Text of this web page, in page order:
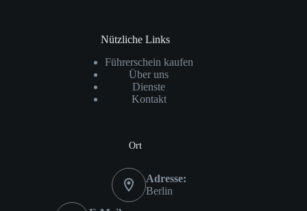
Nützliche Links
Führerschein kaufen
Über uns
Dienste
Kontakt
Ort
Adresse:
Berlin